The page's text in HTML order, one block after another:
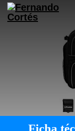
Ficha